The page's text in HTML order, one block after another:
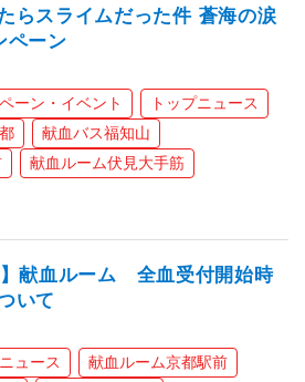
らスライムだった件 蒼海の涙
ペーン
ーン・イベント
トップニュース
献血バス福知山
献血ルーム伏見大手筋
】献血ルーム 全血受付開始時
いて
ュース
献血ルーム京都駅前